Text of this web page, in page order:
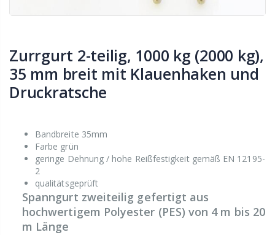
Zurrgurt 2-teilig, 1000 kg (2000 kg),
35 mm breit mit Klauenhaken und
Druckratsche
Bandbreite 35mm
Farbe grün
geringe Dehnung / hohe Reißfestigkeit gemäß EN 12195-
2
qualitätsgeprüft
Spanngurt zweiteilig gefertigt aus
hochwertigem Polyester (PES) von 4 m bis 20
m Länge